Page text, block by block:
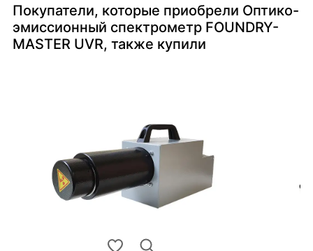
Покупатели, которые приобрели Оптико-
эмиссионный спектрометр FOUNDRY-
MASTER UVR, также купили